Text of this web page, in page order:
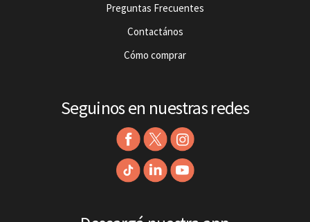
Preguntas Frecuentes
Contactános
Cómo comprar
Seguinos en nuestras redes